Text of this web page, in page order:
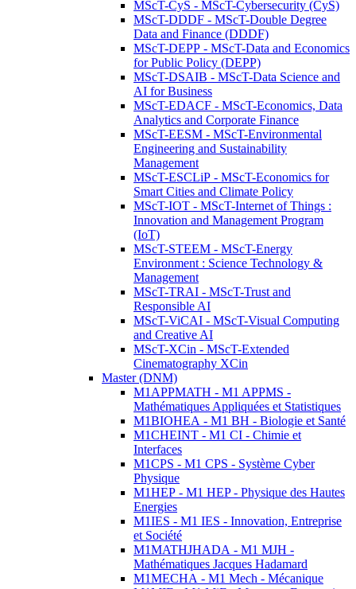
MScT-CyS - MScT-Cybersecurity (CyS)
MScT-DDDF - MScT-Double Degree
Data and Finance (DDDF)
MScT-DEPP - MScT-Data and Economics
for Public Policy (DEPP)
MScT-DSAIB - MScT-Data Science and
AI for Business
MScT-EDACF - MScT-Economics, Data
Analytics and Corporate Finance
MScT-EESM - MScT-Environmental
Engineering and Sustainability
Management
MScT-ESCLiP - MScT-Economics for
Smart Cities and Climate Policy
MScT-IOT - MScT-Internet of Things :
Innovation and Management Program
(IoT)
MScT-STEEM - MScT-Energy
Environment : Science Technology &
Management
MScT-TRAI - MScT-Trust and
Responsible AI
MScT-ViCAI - MScT-Visual Computing
and Creative AI
MScT-XCin - MScT-Extended
Cinematography XCin
Master (DNM)
M1APPMATH - M1 APPMS -
Mathématiques Appliquées et Statistiques
M1BIOHEA - M1 BH - Biologie et Santé
M1CHEINT - M1 CI - Chimie et
Interfaces
M1CPS - M1 CPS - Système Cyber
Physique
M1HEP - M1 HEP - Physique des Hautes
Energies
M1IES - M1 IES - Innovation, Entreprise
et Société
M1MATHJHADA - M1 MJH -
Mathématiques Jacques Hadamard
M1MECHA - M1 Mech - Mécanique